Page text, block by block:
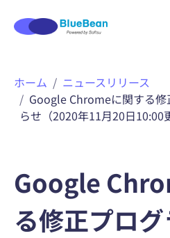
ホーム
ニュースリリース
Google Chromeに関する
らせ（2020年11月20日10:00
Google
る修正プロ